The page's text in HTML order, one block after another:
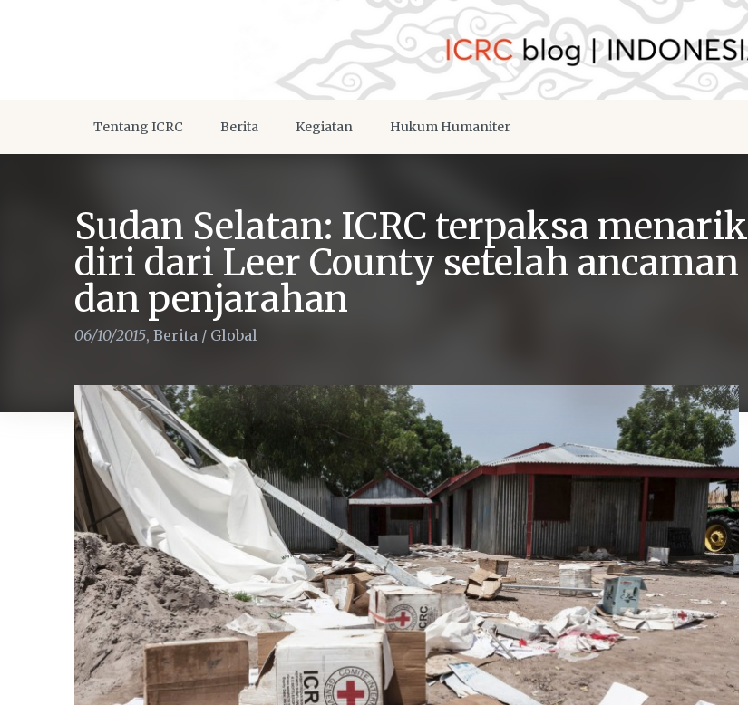
Tentang ICRC Berita Kegiatan Hukum Humaniter
Sudan Selatan: ICRC terpaksa menarik
diri dari Leer County setelah ancaman
dan penjarahan
06/10/2015, Berita / Global